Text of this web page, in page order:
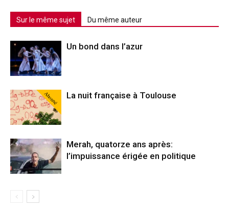
Sur le même sujet Du même auteur
Un bond dans l’azur
Abonné La nuit française à Toulouse
Merah, quatorze ans après:
l’impuissance érigée en politique